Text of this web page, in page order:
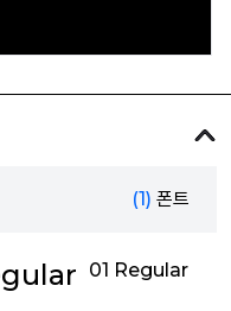
(1) 폰트
01 Regular